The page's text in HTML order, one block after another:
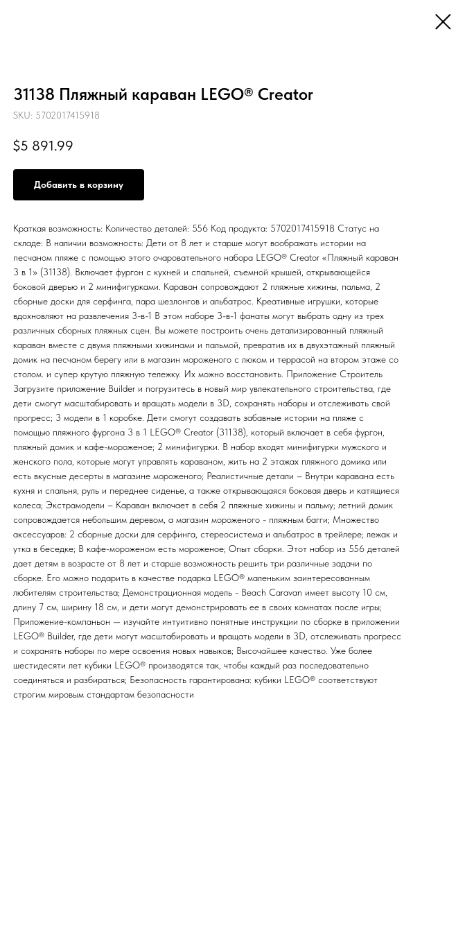
31138 Пляжный караван LEGO® Creator
SKU: 5702017415918
$5 891.99
Добавить в корзину
Краткая возможность: Количество деталей: 556 Код продукта: 5702017415918 Статус на
складе: В наличии возможность: Дети от 8 лет и старше могут воображать истории на
песчаном пляже с помощью этого очаровательного набора LEGO® Creator «Пляжный караван
3 в 1» (31138). Включает фургон с кухней и спальней, съемной крышей, открывающейся
боковой дверью и 2 минифигурками. Караван сопровождают 2 пляжные хижины, пальма, 2
сборные доски для серфинга, пара шезлонгов и альбатрос. Креативные игрушки, которые
вдохновляют на развлечения 3-в-1 В этом наборе 3-в-1 фанаты могут выбрать одну из трех
различных сборных пляжных сцен. Вы можете построить очень детализированный пляжный
караван вместе с двумя пляжными хижинами и пальмой, превратив их в двухэтажный пляжный
домик на песчаном берегу или в магазин мороженого с люком и террасой на втором этаже со
столом. и супер крутую пляжную тележку. Их можно восстановить. Приложение Строитель
Загрузите приложение Builder и погрузитесь в новый мир увлекательного строительства, где
дети смогут масштабировать и вращать модели в 3D, сохранять наборы и отслеживать свой
прогресс; 3 модели в 1 коробке. Дети смогут создавать забавные истории на пляже с
помощью пляжного фургона 3 в 1 LEGO® Creator (31138), который включает в себя фургон,
пляжный домик и кафе-мороженое; 2 минифигурки. В набор входят минифигурки мужского и
женского пола, которые могут управлять караваном, жить на 2 этажах пляжного домика или
есть вкусные десерты в магазине мороженого; Реалистичные детали – Внутри каравана есть
кухня и спальня, руль и переднее сиденье, а также открывающаяся боковая дверь и катящиеся
колеса; Экстрамодели – Караван включает в себя 2 пляжные хижины и пальму; летний домик
сопровождается небольшим деревом, а магазин мороженого - пляжным багги; Множество
аксессуаров: 2 сборные доски для серфинга, стереосистема и альбатрос в трейлере; лежак и
утка в беседке; В кафе-мороженом есть мороженое; Опыт сборки. Этот набор из 556 деталей
дает детям в возрасте от 8 лет и старше возможность решить три различные задачи по
сборке. Его можно подарить в качестве подарка LEGO® маленьким заинтересованным
любителям строительства; Демонстрационная модель - Beach Caravan имеет высоту 10 см,
длину 7 см, ширину 18 см, и дети могут демонстрировать ее в своих комнатах после игры;
Приложение-компаньон — изучайте интуитивно понятные инструкции по сборке в приложении
LEGO® Builder, где дети могут масштабировать и вращать модели в 3D, отслеживать прогресс
и сохранять наборы по мере освоения новых навыков; Высочайшее качество. Уже более
шестидесяти лет кубики LEGO® производятся так, чтобы каждый раз последовательно
соединяться и разбираться; Безопасность гарантирована: кубики LEGO® соответствуют
строгим мировым стандартам безопасности